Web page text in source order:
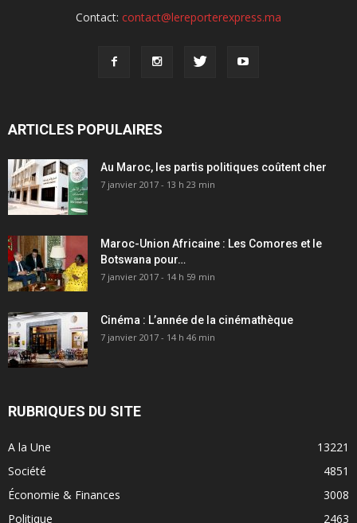
Contact: contact@lereporterexpress.ma
ARTICLES POPULAIRES
Au Maroc, les partis politiques coûtent cher
7 janvier 2017 - 13 h 23 min
Maroc-Union Africaine : Les Comores et le
Botswana pour…
7 janvier 2017 - 14 h 59 min
Cinéma : L’année de la cinémathèque
7 janvier 2017 - 14 h 46 min
RUBRIQUES DU SITE
A la Une
13221
Société
4851
Économie & Finances
3008
Politique
2463